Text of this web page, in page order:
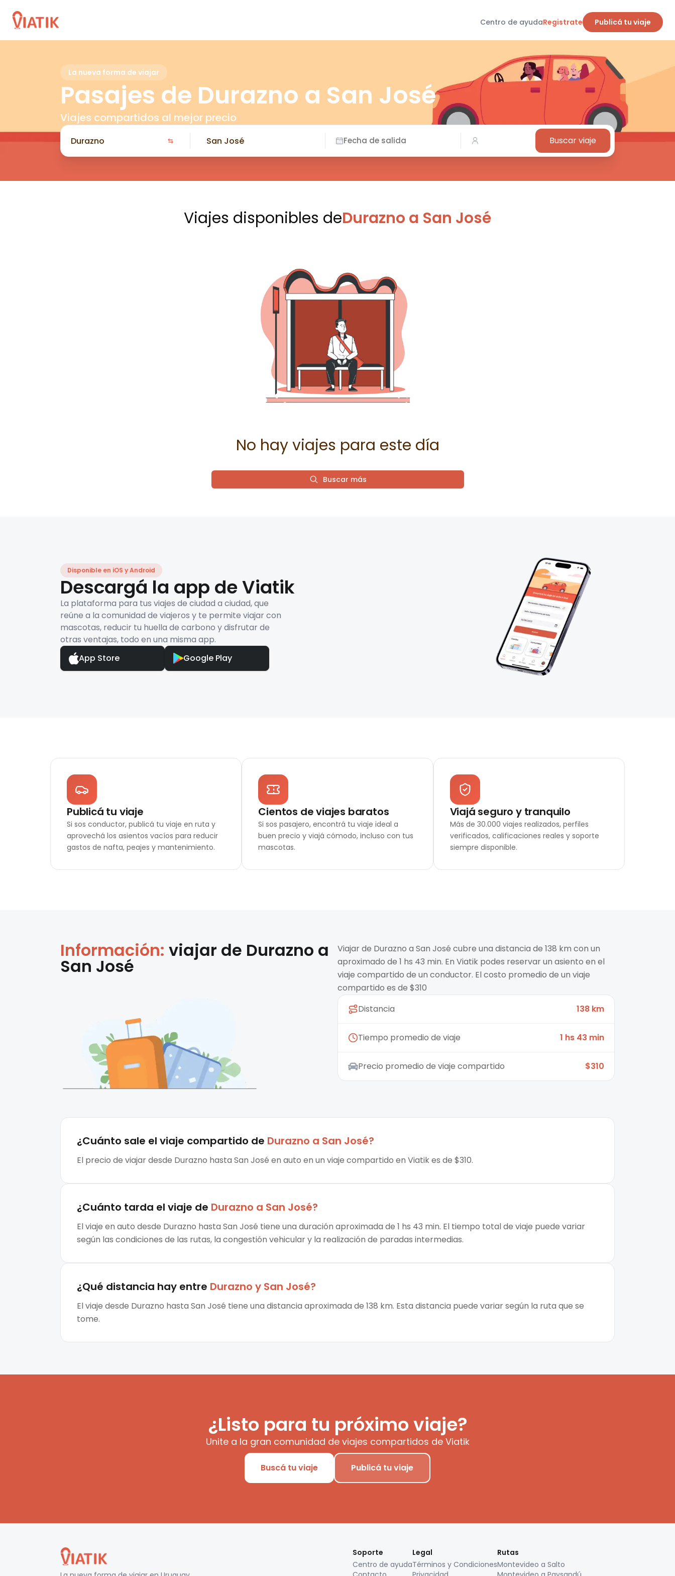
Centro de ayudaRegistrate Publicá tu viaje
La nueva forma de viajar
Pasajes de Durazno a San José
Viajes compartidos al mejor precio
Fecha de salida Buscar viaje
Viajes disponibles deDurazno a San José
No hay viajes para este día
Buscar más
Disponible en iOS y Android
Descargá la app de Viatik
La plataforma para tus viajes de ciudad a ciudad, que
reúne a la comunidad de viajeros y te permite viajar con
mascotas, reducir tu huella de carbono y disfrutar de
otras ventajas, todo en una misma app.
App Store
Google Play
Publicá tu viaje
Si sos conductor, publicá tu viaje en ruta y
aprovechá los asientos vacíos para reducir
gastos de nafta, peajes y mantenimiento.
Cientos de viajes baratos
Si sos pasajero, encontrá tu viaje ideal a
buen precio y viajá cómodo, incluso con tus
mascotas.
Viajá seguro y tranquilo
Más de 30.000 viajes realizados, perfiles
verificados, calificaciones reales y soporte
siempre disponible.
Información: viajar de Durazno a
San José
Viajar de Durazno a San José cubre una distancia de 138 km con un
aproximado de 1 hs 43 min. En Viatik podes reservar un asiento en el
viaje compartido de un conductor. El costo promedio de un viaje
compartido es de $310
Distancia
138 km
Tiempo promedio de viaje 1 hs 43 min
Precio promedio de viaje compartido $310
¿Cuánto sale el viaje compartido de Durazno a San José?
El precio de viajar desde Durazno hasta San José en auto en un viaje compartido en Viatik es de $310.
¿Cuánto tarda el viaje de Durazno a San José?
El viaje en auto desde Durazno hasta San José tiene una duración aproximada de 1 hs 43 min. El tiempo total de viaje puede variar
según las condiciones de las rutas, la congestión vehicular y la realización de paradas intermedias.
¿Qué distancia hay entre Durazno y San José?
El viaje desde Durazno hasta San José tiene una distancia aproximada de 138 km. Esta distancia puede variar según la ruta que se
tome.
¿Listo para tu próximo viaje?
Unite a la gran comunidad de viajes compartidos de Viatik
Buscá tu viaje Publicá tu viaje
Soporte
Centro de ayuda
Legal
Términos y Condiciones
Rutas
Montevideo a Salto